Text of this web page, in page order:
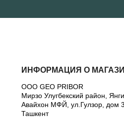
ИНФОРМАЦИЯ О
ООО GEO PRIBOR
Мирзо Улугбекский район, Янги
Авайхон МФЙ, ул.Гулзор, дом 3
Ташкент